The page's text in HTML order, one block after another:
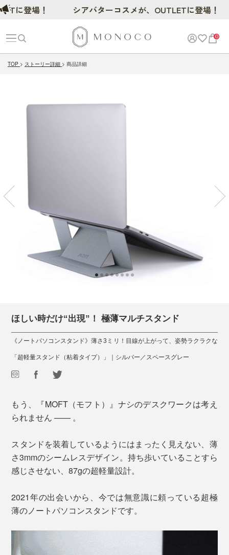
0
TOP ストーリー詳細 商品詳細
ほしい時だけ“出現”！ 極薄マルチスタンド
《ノートパソコンスタンド》薄さ3ミリ！目線が上がって、姿勢ラクラクな
「超軽量スタンド（粘着タイプ）」｜シルバー／スペースグレー
もう、『MOFT（モフト）』ナシのデスクワークは考え
られません —— 。
スタンドを装着しているようにはまったく見えない、薄
さ3mmのシームレスデザイン。持ち歩いていることすら
感じさせない、87gの超軽量設計。
2021年の出会いから、今では無意識に頼っている超極
薄のノートパソコンスタンドです。
場！ シアバターコスメが、OUTLETに登場！